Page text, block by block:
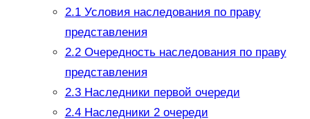
2.1Условия наследования по праву
представления
2.2Очередность наследования по праву
представления
2.3Наследники первой очереди
2.4Наследники 2 очереди